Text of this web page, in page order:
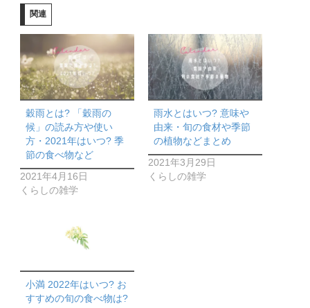
関連
穀雨とは? 「穀雨の
候」の読み方や使い
方・2021年はいつ? 季
節の食べ物など
2021年4月16日
くらしの雑学
雨水とはいつ? 意味や
由来・旬の食材や季節
の植物などまとめ
2021年3月29日
くらしの雑学
小満 2022年はいつ? お
すすめの旬の食べ物は?